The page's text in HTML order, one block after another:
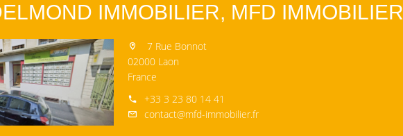
IMMOBILIER, MFD IMMOBILIER
7 Rue Bonnot
02000 Laon
France
+33 3 23 80 14 41
contact@mfd-immobilier.fr